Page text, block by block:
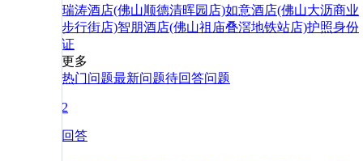
瑞涛酒店(佛山顺德清晖园店)如意酒店(佛山大沥商业
步行街店)智朋酒店(佛山祖庙叠滘地铁站店)护照身份
证
更多
热门问题最新问题待回答问题
2
回答